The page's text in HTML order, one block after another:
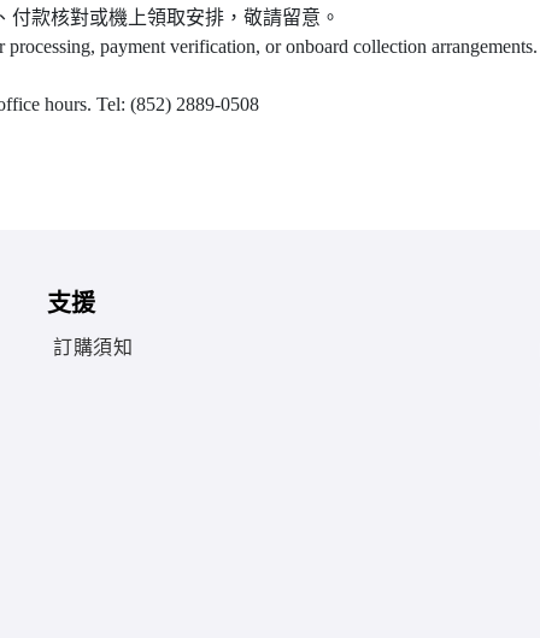
款核對或機上領取安排，敬請留意。
payment verification, or onboard collection arrangements.
hours. Tel: (852) 2889-0508
支援
訂購須知